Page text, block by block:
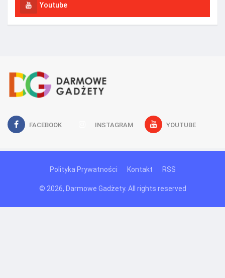
Youtube
FACEBOOK INSTAGRAM YOUTUBE
Polityka Prywatności Kontakt RSS
© 2026, Darmowe Gadżety. All rights reserved